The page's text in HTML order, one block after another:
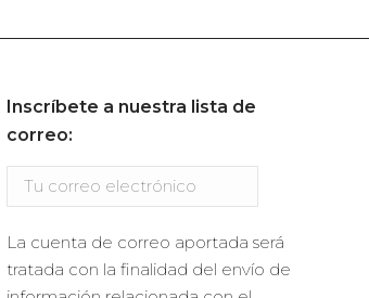
Inscríbete a nuestra lista de
correo:
La cuenta de correo aportada será
tratada con la finalidad del envío de